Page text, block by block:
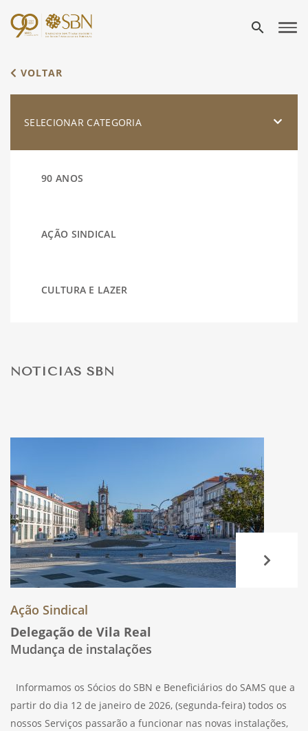
search
VOLTAR
SELECIONAR CATEGORIA
90 ANOS
AÇÃO SINDICAL
CULTURA E LAZER
NOTÍCIAS SBN
Ação Sindical
Delegação de Vila Real
Mudança de instalações
Informamos os Sócios do SBN e Beneficiários do SAMS que a
partir do dia 12 de janeiro de 2026, (segunda-feira) todos os
nossos Serviços passarão a funcionar nas novas instalações,